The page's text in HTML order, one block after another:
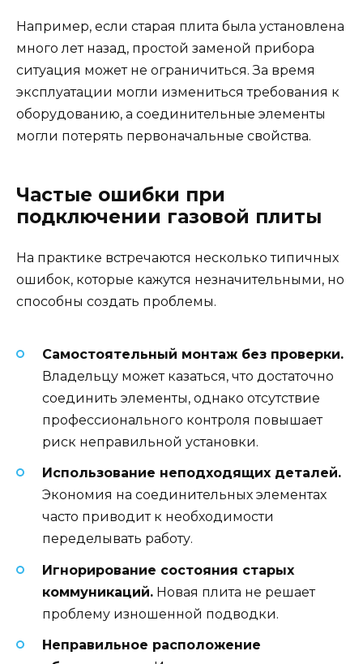
Например, если старая плита была установлена
много лет назад, простой заменой прибора
ситуация может не ограничиться. За время
эксплуатации могли измениться требования к
оборудованию, а соединительные элементы
могли потерять первоначальные свойства.
Частые ошибки при
подключении газовой плиты
На практике встречаются несколько типичных
ошибок, которые кажутся незначительными, но
способны создать проблемы.
Самостоятельный монтаж без проверки.
Владельцу может казаться, что достаточно
соединить элементы, однако отсутствие
профессионального контроля повышает
риск неправильной установки.
Использование неподходящих деталей.
Экономия на соединительных элементах
часто приводит к необходимости
переделывать работу.
Игнорирование состояния старых
коммуникаций. Новая плита не решает
проблему изношенной подводки.
Неправильное расположение